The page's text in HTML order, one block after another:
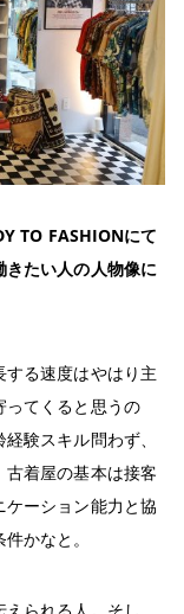
TO FASHIONにて
きたい人の人物像に
る速度はやはり主
ってくると思うの
験スキル問わず、
着屋の基本は接客
ーション能力と協
かなと。